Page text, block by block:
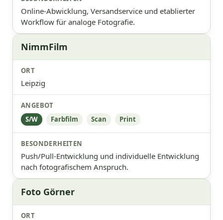
Online-Abwicklung, Versandservice und etablierter
Workflow für analoge Fotografie.
NimmFilm
Leipzig
S/W Farbfilm Scan Print
Push/Pull-Entwicklung und individuelle Entwicklung
nach fotografischem Anspruch.
Foto Görner